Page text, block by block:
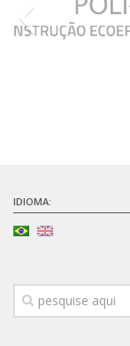
Infraestrutura
Reologia e
Iniciativas
INCT (CEMtec)
IDIOMA: